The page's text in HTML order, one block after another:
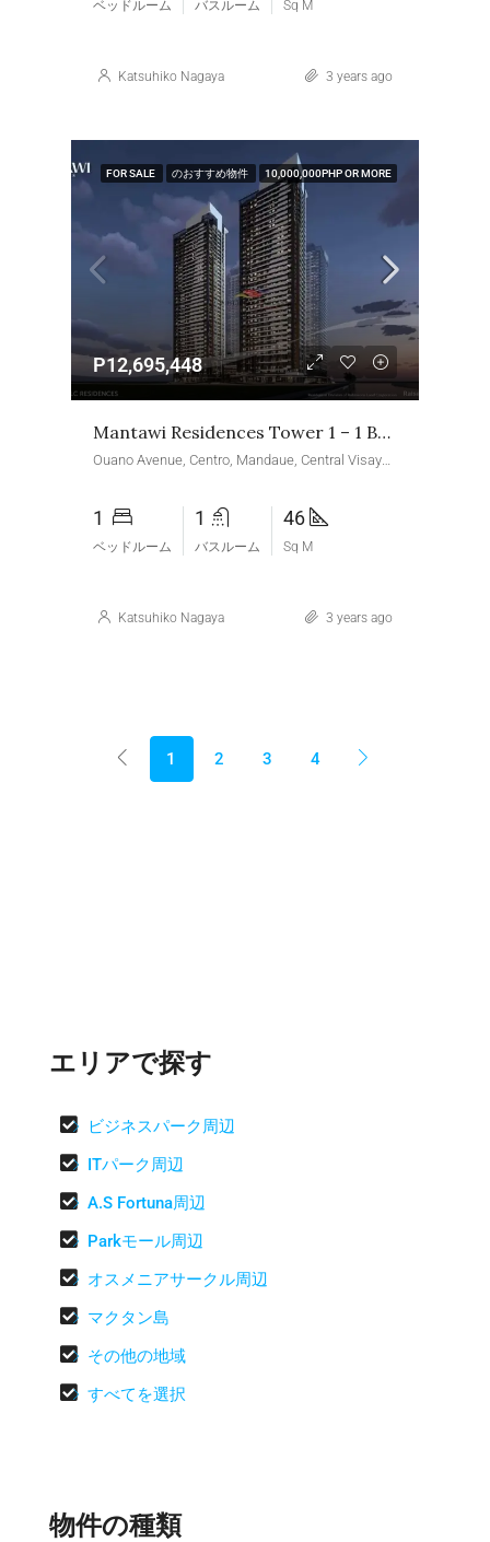
ベッドルーム バスルーム Sq M
Katsuhiko Nagaya 3 years ago
FOR SALE のおすすめ物件 10,000,000PHP OR MORE
P12,695,448
Mantawi Residences Tower 1 – 1 Bedroom With Balcony
Ouano Avenue, Centro, Mandaue, Central Visayas, 6014, Philippines
1
ベッドルーム
1
バスルーム
46
Sq M
Katsuhiko Nagaya 3 years ago
1 2 3 4
エリアで探す

ビジネスパーク周辺
 ITパーク周辺
 A.S Fortuna周辺
 Parkモール周辺
 オスメニアサークル周辺
 マクタン島
 その他の地域
 すべてを選択
物件の種類